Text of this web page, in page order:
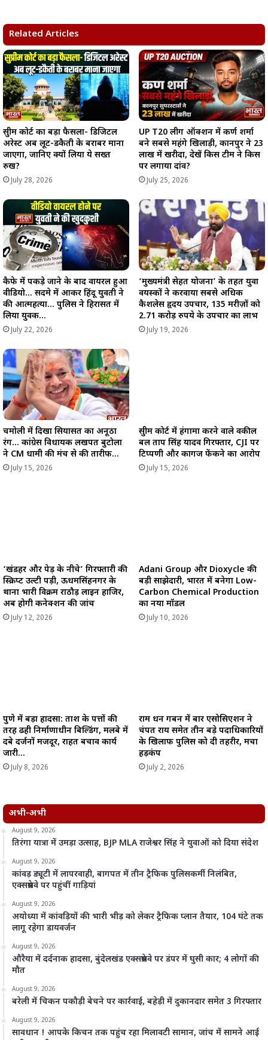
s
A
p
p
b
o
o
k
g
r
a
m
i
n
k
Related Articles
सुप्रीम कोर्ट का बड़ा फैसला- डिजिटल
अरेस्ट अब लूट-डकैती के बराबर माना
जाएगा, जानिए क्यों लिया ये सख्त
रुख?
July 28, 2026
UP T20 लीग ऑक्शन में कर्ण शर्मा
बने सबसे महंगे खिलाड़ी, कानपुर ने 23
लाख में खरीदा, देखें किस टीम ने किस
पर लगाया दांव?
July 25, 2026
कैफे में पकड़े जाने के बाद वायरल हुआ
वीडियो… सदमे में आकर हिंदू युवती ने
की आत्महत्या… पुलिस ने हिरासत में
लिया युवक…
July 22, 2026
‘मुख्यमंत्री सेहत योजना’ के तहत युवा
वयस्कों ने करवाया सबसे अधिक
कैशलेस हृदय उपचार, 135 मरीज़ों को
2.71 करोड़ रुपये के उपचार का लाभ
July 19, 2026
चमोली में दिखा सियासत का अनूठा
रंग… कांग्रेस विधायक लखपत बुटोला
ने CM धामी की मंच से की तारीफ…
July 15, 2026
सुप्रीम कोर्ट में हंगामा करने वाले वकील
प्रबल प्रताप सिंह यादव गिरफ्तार, CJI पर
टिप्पणी और कागज फेंकने का आरोप
July 15, 2026
‘खंडहर और पेड़ के नीचे’ गिरफ्तारी की
स्क्रिप्ट उल्टी पड़ी, ऊधमसिंहनगर के
थाना प्रभारी विक्रम राठौड़ लाइन हाजिर,
अब होगी कनेक्शन की जांच
July 12, 2026
Adani Group और Dioxycle की
बड़ी साझेदारी, भारत में बनेगा Low-
Carbon Chemical Production
का नया मॉडल
July 10, 2026
पुणे में बड़ा हादसा: ताश के पत्तों की
तरह ढही निर्माणाधीन बिल्डिंग, मलबे में
दबे दर्जनों मजदूर, राहत बचाव कार्य
जारी…
July 8, 2026
राम धन गबन में बार एसोसिएशन ने
चंपत राय समेत तीन बड़े पदाधिकारियों
के खिलाफ पुलिस को दी तहरीर, मचा
हड़कंप
July 2, 2026
अभी-अभी
August 9, 2026
तिरंगा यात्रा में उमड़ा उत्साह, BJP MLA राजेश्वर सिंह ने युवाओं को दिया संदेश
August 9, 2026
कांवड़ ड्यूटी में लापरवाही, बागपत में तीन ट्रैफिक पुलिसकर्मी निलंबित,
एक्सप्रेसवे पर पहुंचीं गाड़ियां
August 9, 2026
अयोध्या में कांवड़ियों की भारी भीड़ को लेकर ट्रैफिक प्लान तैयार, 104 घंटे तक
लागू रहेगा डायवर्जन
August 9, 2026
औरैया में दर्दनाक हादसा, बुंदेलखंड एक्सप्रेसवे पर डंपर में घुसी कार; 4 लोगों की
मौत
August 9, 2026
बरेली में चिकन पकौड़ी बेचने पर कार्रवाई, बहेड़ी में दुकानदार समेत 3 गिरफ्तार
August 9, 2026
सावधान ! आपके किचन तक पहुंच रहा मिलावटी सामान, जांच में सामने आई